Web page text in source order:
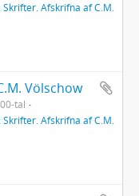
Afskrifna af C.M.
Völschow
tal
Afskrifna af C.M.